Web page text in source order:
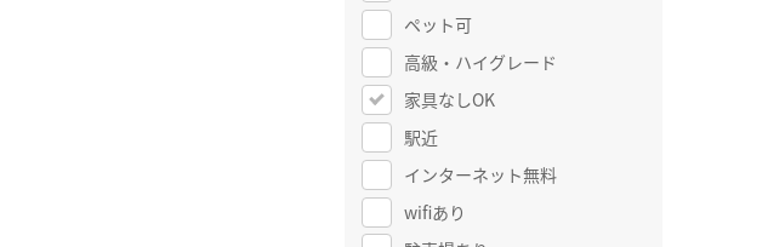
ペット可
高級・ハイグレード
家具なしOK
駅近
インターネット無料
wifiあり